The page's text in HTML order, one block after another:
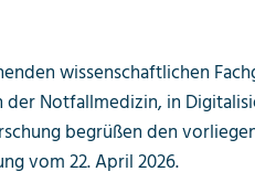
wissenschaftlichen
der Notfallmedizin, in
begrüßen den
vom 22. April 2026.